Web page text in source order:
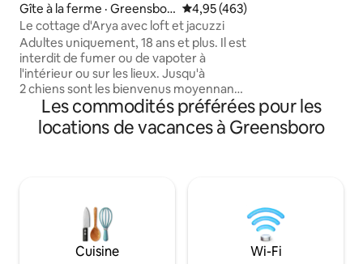
Gîte à la ferme · Greensbor
o
Note moyenne de 4,95 sur 5,
4,95 (463)
Le cottage d'Arya avec loft et jacuzzi
Adultes uniquement, 18 ans et plus. Il est
interdit de fumer ou de vapoter à
l'intérieur ou sur les lieux. Jusqu'à
2 chiens sont les bienvenus moyennant
des frais supplémentaires. Chalet
paisible, situé au centre d'une ferme
équestre active avec des emplacements
magnifiques chevaux à l'entraînement
ou promenez-vous sur nos sentiers
pédestres ou à travers les bois sur les
41 acres, lisez un livre, asseyez-vous
avec une
relaxantes. Ce
Les commodités préférées pour les
locations de vacances à Greensboro
Cuisine Wi-Fi